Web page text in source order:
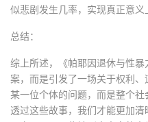
似悲剧发生几率，实现真正意义
总结：
综上所述，《帕耶因退休与性
案，而是引发了一场关于权利
某一位个体的问题，而是整个
透过这些故事，我们才能更加